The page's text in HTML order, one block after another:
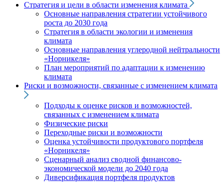
Стратегия и цели в области изменения климата
Основные направления стратегии устойчивого
роста до 2030 года
Стратегия в области экологии и изменения
климата
Основные направления углеродной нейтральности
«Норникеля»
План мероприятий по адаптации к изменению
климата
Риски и возможности, связанные с изменением климата
Подходы к оценке рисков и возможностей,
связанных с изменением климата
Физические риски
Переходные риски и возможности
Оценка устойчивости продуктового портфеля
«Норникеля»
Сценарный анализ сводной финансово-
экономической модели до 2040 года
Диверсификация портфеля продуктов